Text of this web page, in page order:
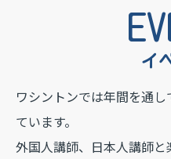
イ
ワシントンでは年間を通
ています。
外国人講師、日本人講師